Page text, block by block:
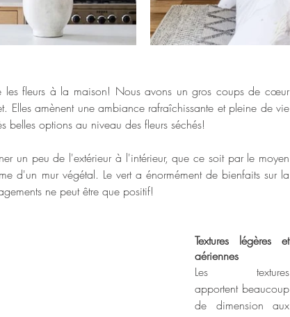
les fleurs à la maison! Nous avons un gros coups de cœur
Elles amènent une ambiance rafraîchissante et pleine de vie
belles options au niveau des fleurs séchés!
un peu de l'extérieur à l'intérieur, que ce soit par le moyen
d'un mur végétal. Le vert a énormément de bienfaits sur la
ne peut être que positif!
Textures légères et
aériennes
Les textures
apportent beaucoup
de dimension aux